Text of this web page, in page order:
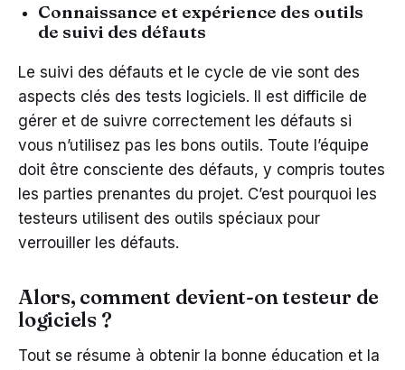
Connaissance et expérience des outils
de suivi des défauts
Le suivi des défauts et le cycle de vie sont des
aspects clés des tests logiciels. Il est difficile de
gérer et de suivre correctement les défauts si
vous n’utilisez pas les bons outils. Toute l’équipe
doit être consciente des défauts, y compris toutes
les parties prenantes du projet. C’est pourquoi les
testeurs utilisent des outils spéciaux pour
verrouiller les défauts.
Alors, comment devient-on testeur de
logiciels ?
Tout se résume à obtenir la bonne éducation et la